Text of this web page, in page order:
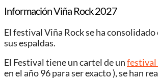
Información Viña Rock 2027
El festival Viña Rock se ha
sus espaldas.
El Festival tiene un cartel de unfestival
en el año 96 para ser exacto ), se han